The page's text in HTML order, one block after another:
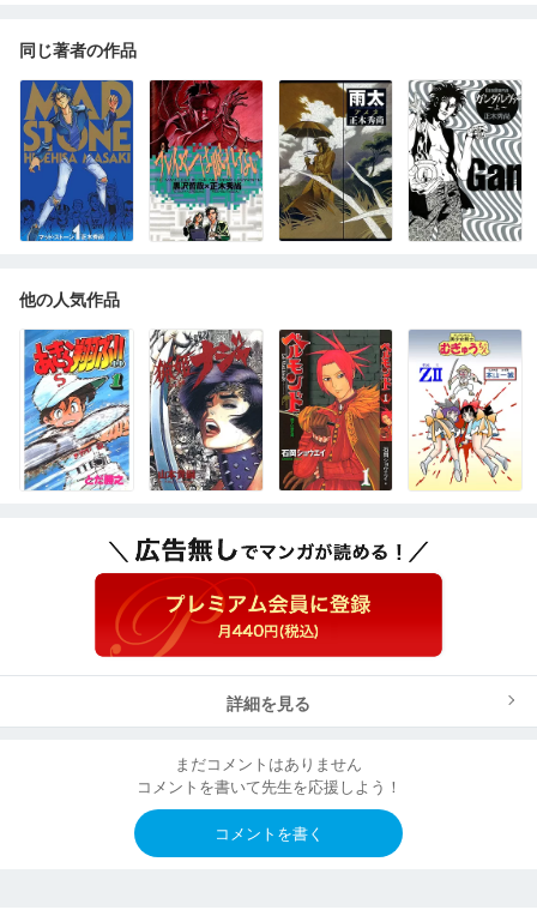
同じ著者の作品
他の人気作品
詳細を見る
まだコメントはありません
コメントを書いて先生を応援しよう！
コメントを書く